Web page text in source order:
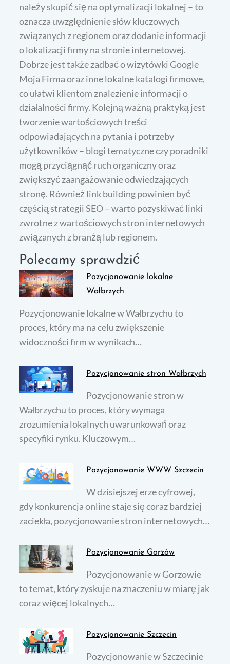
należy skupić się na optymalizacji lokalnej – to
oznacza uwzględnienie słów kluczowych
związanych z regionem oraz dodanie informacji
o lokalizacji firmy na stronie internetowej.
Dobrze jest także zadbać o wizytówki Google
Moja Firma oraz inne lokalne katalogi firmowe,
co ułatwi klientom znalezienie informacji o
działalności firmy. Kolejną ważną praktyką jest
tworzenie wartościowych treści
odpowiadających na pytania i potrzeby
użytkowników – blogi tematyczne czy poradniki
mogą przyciągnąć ruch organiczny oraz
zwiększyć zaangażowanie odwiedzających
stronę. Również link building powinien być
częścią strategii SEO – warto pozyskiwać linki
zwrotne z wartościowych stron internetowych
związanych z branżą lub regionem.
Polecamy sprawdzić
Pozycjonowanie lokalne
Wałbrzych
Pozycjonowanie lokalne w Wałbrzychu to
proces, który ma na celu zwiększenie
widoczności firm w wynikach…
Pozycjonowanie stron Wałbrzych
Pozycjonowanie stron w
Wałbrzychu to proces, który wymaga
zrozumienia lokalnych uwarunkowań oraz
specyfiki rynku. Kluczowym…
Pozycjonowanie WWW Szczecin
W dzisiejszej erze cyfrowej,
gdy konkurencja online staje się coraz bardziej
zaciekła, pozycjonowanie stron internetowych…
Pozycjonowanie Gorzów
Pozycjonowanie w Gorzowie
to temat, który zyskuje na znaczeniu w miarę jak
coraz więcej lokalnych…
Pozycjonowanie Szczecin
Pozycjonowanie w Szczecinie